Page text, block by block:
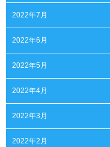
2022年7月
2022年6月
2022年5月
2022年4月
2022年3月
2022年2月